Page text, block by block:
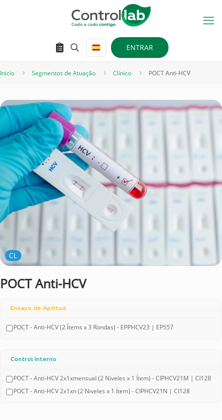
ENTRAR
Inicio Segmentos de Atuação Clínico POCT Anti-HCV
CL
POCT Anti-HCV
Ensayo de Aptitud
POCT - Anti-HCV (2 Ítems x 3 Rondas) - EPPHCV23 | EP557
Control Interno
POCT - Anti-HCV 2x1xmensual (2 Niveles x 1 Ítem) - CIPHCV21M | CI128
POCT - Anti-HCV 2x1xn (2 Niveles x 1 Ítem) - CIPHCV21N | CI128